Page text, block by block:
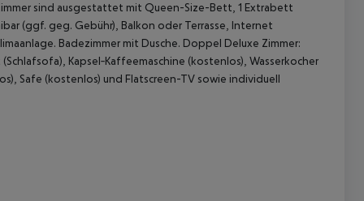
sind ausgestattet mit Queen-Size-Bett, 1 Extrabett
(ggf. geg. Gebühr), Balkon oder Terrasse, Internet
Badezimmer mit Dusche. Doppel Deluxe Zimmer:
Kapsel‑Kaffeemaschine (kostenlos), Wasserkocher
Safe (kostenlos) und Flatscreen-TV sowie individuell